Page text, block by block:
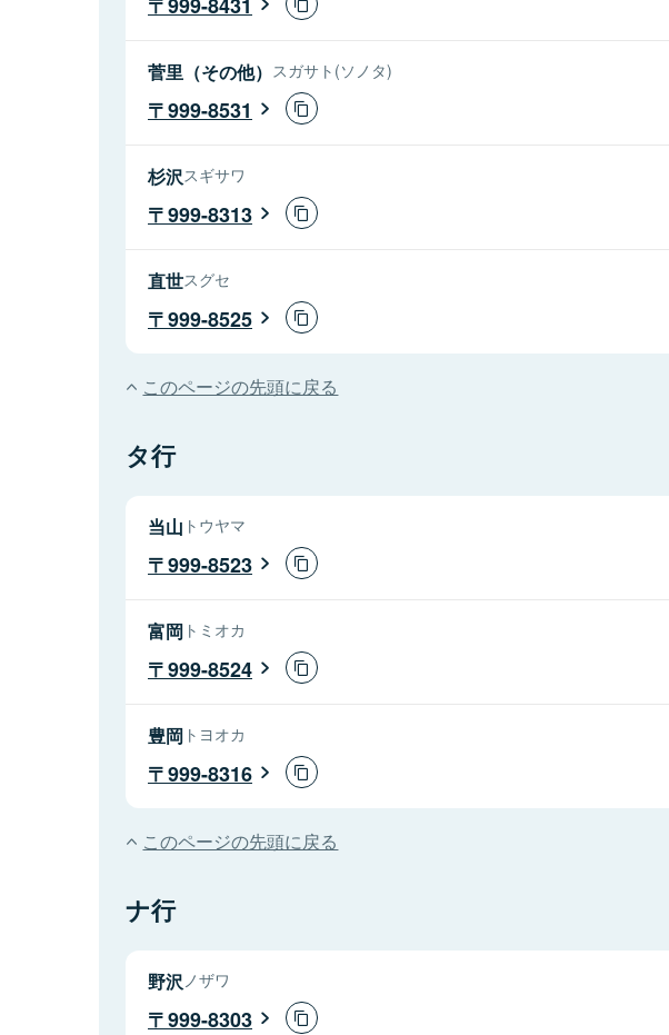
菅里（その他） スガサト(ソノタ)
999-8531
杉沢スギサワ
999-8313
直世スグセ
999-8525
このページの先頭に戻る
タ行
当山 トウヤマ
999-8523
富岡 トミオカ
999-8524
豊岡 トヨオカ
999-8316
このページの先頭に戻る
ナ行
野沢 ノザワ
999-8303